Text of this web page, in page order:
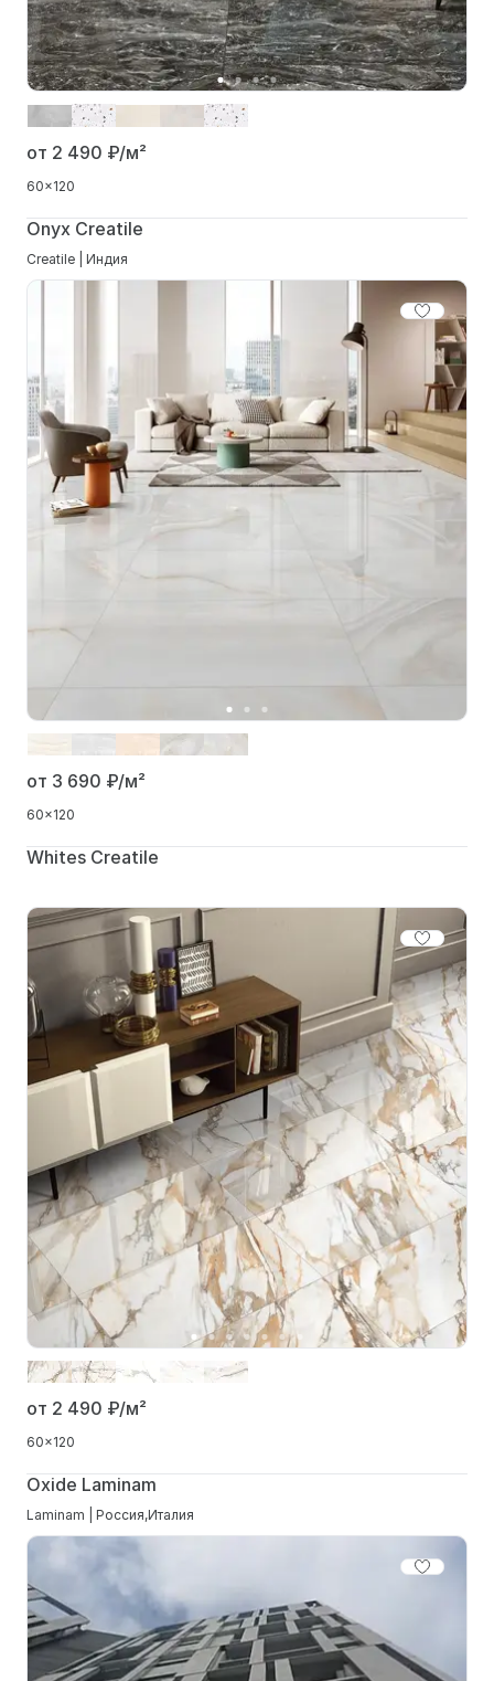
от 2 490 ₽/м²
60x120
Onyx Creatile
Creatile | Индия
от 3 690 ₽/м²
60x120
Whites Creatile
от 2 490 ₽/м²
60x120
Oxide Laminam
Laminam | Россия,Италия